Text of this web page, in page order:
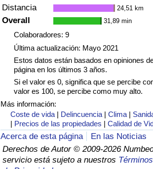
Distancia 24,51 km
Overall 31,89 min
Colaboradores: 9
Última actualización: Mayo 2021
Estos datos están basados en opiniones
página en los últimos 3 años.
Si el valor es 0, significa que se percibe
valor es 100, se percibe como muy alto.
Más información:
Coste de vida | Delincuencia |Clima |
| Precios de las propiedades |Calidad de
Acerca de esta página
En las Noticias
Derechos de Autor © 2009-2026
servicio está sujeto a nuestros